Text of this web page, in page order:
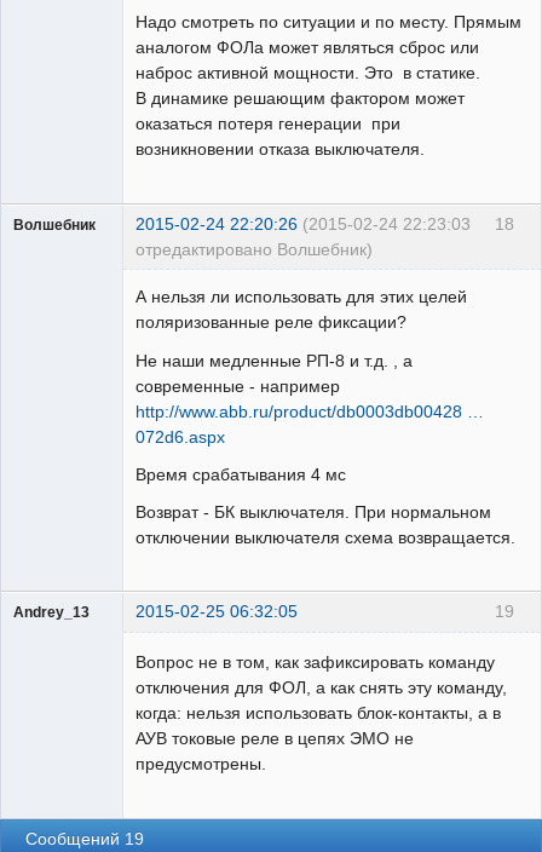
Надо смотреть по ситуации и по месту. Прямым
аналогом ФОЛа может являться сброс или
наброс активной мощности. Это в статике.
В динамике решающим фактором может
оказаться потеря генерации при
возникновении отказа выключателя.
18
Волшебник 2015-02-24 22:20:26 (2015-02-24 22:23:03
отредактировано Волшебник)
А нельзя ли использовать для этих целей
поляризованные реле фиксации?
Не наши медленные РП-8 и т.д. , а
современные - например
http://www.abb.ru/product/db0003db00428 …
072d6.aspx
Время срабатывания 4 мс
Возврат - БК выключателя. При нормальном
отключении выключателя схема возвращается.
19
Andrey_13 2015-02-25 06:32:05
Вопрос не в том, как зафиксировать команду
отключения для ФОЛ, а как снять эту команду,
когда: нельзя использовать блок-контакты, а в
АУВ токовые реле в цепях ЭМО не
предусмотрены.
Сообщений 19